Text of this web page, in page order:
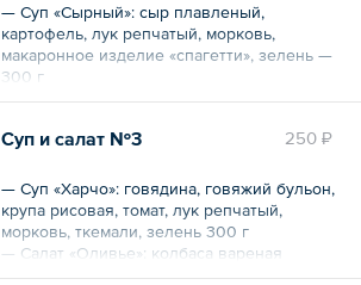
Общий вес – 430 г
— Суп «Сырный»: сыр плавленый,
картофель, лук репчатый, морковь,
макаронное изделие «спагетти», зелень —
300 г
— Салат «Винегрет»: картофель, свекла,
горошек, укроп, масло растительной — 150
Общий вес – 450 г
250 ₽
Суп и салат №3
— Суп «Харчо»: говядина, говяжий бульон,
крупа рисовая, томат, лук репчатый,
морковь, ткемали, зелень 300 г
— Салат «Оливье»: колбаса вареная
докторская, картофель, морковь, огурцы